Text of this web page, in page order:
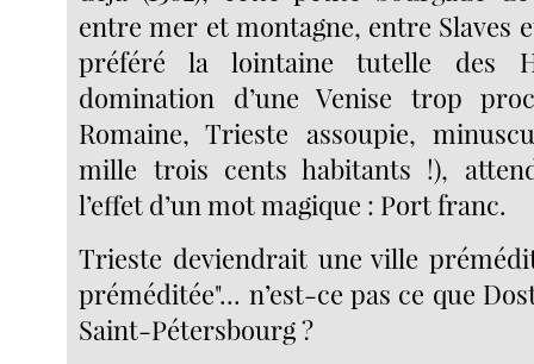
entre mer et montagne, entre Slaves
préféré la lointaine tutelle des
domination d’une Venise trop
Romaine, Trieste assoupie,
mille trois cents habitants !),
l’effet d’un mot magique : Port franc.
Trieste deviendrait une ville
préméditée"... n’est-ce pas ce que
Saint-Pétersbourg ?